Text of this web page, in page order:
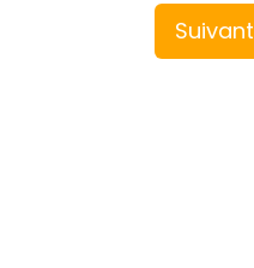
Suivant